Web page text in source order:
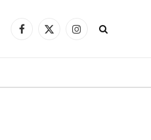
Facebook
X
Instagram